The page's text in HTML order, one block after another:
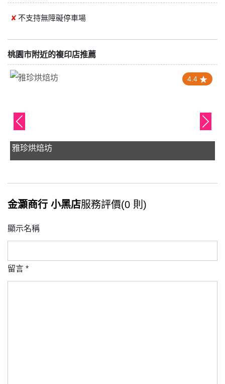
不支持無障礙停車場
桃園市附近的複印店推薦
4.4
雅珍烘焙坊
金灝商行 小黑店服務評價(0 則)
顯示名稱
留言 *